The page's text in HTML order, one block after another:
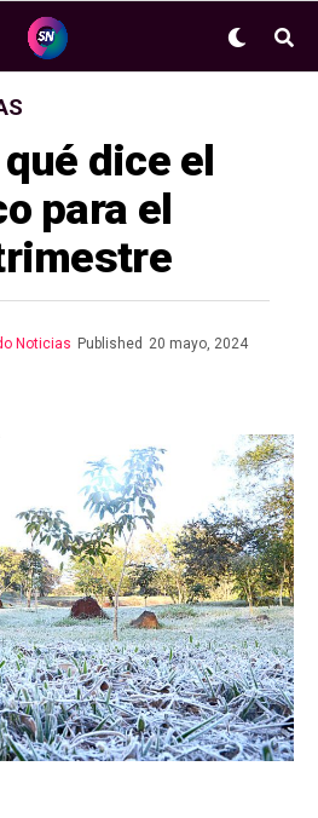
dice el
para el
Noticias Published 20 mayo, 2024